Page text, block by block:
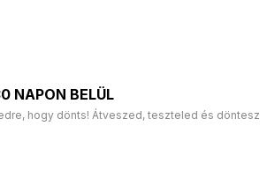
NAPON BELÜL
hogy dönts! Átveszed, teszteled és döntesz